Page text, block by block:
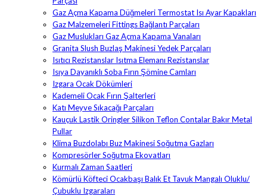
Gaz Açma Kapama Düğmeleri Termostat Isı Ayar Kapakları
Gaz Malzemeleri Fittings Bağlantı Parçaları
Gaz Muslukları Gaz Açma Kapama Vanaları
Granita Slush Buzlaş Makinesi Yedek Parçaları
Isıtıcı Rezistanslar Isıtma Elemanı Rezistanslar
Isıya Dayanıklı Soba Fırın Şömine Camları
Izgara Ocak Dökümleri
Kademeli Ocak Fırın Şalterleri
Katı Meyve Sıkacağı Parçaları
Kauçuk Lastik Oringler Silikon Teflon Contalar Bakır Metal
Pullar
Klima Buzdolabı Buz Makinesi Soğutma Gazları
Kompresörler Soğutma Ekovatları
Kurmalı Zaman Saatleri
Kömürlü Köfteci Ocakbaşı Balık Et Tavuk Mangalı Oluklu/
Çubuklu Izgaraları